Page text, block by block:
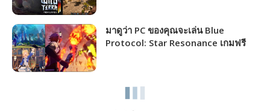
มาดูว่า PC ของคุณจะเล่น Blue
Protocol: Star Resonance เกมฟรี